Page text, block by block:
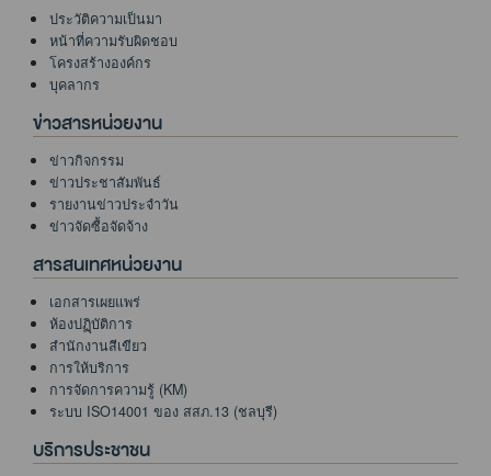
ประวัติความเป็นมา
หน้าที่ความรับผิดชอบ
โครงสร้างองค์กร
บุคลากร
ข่าวสารหน่วยงาน
ข่าวกิจกรรม
ข่าวประชาสัมพันธ์
รายงานข่าวประจำวัน
ข่าวจัดซื้อจัดจ้าง
สารสนเทศหน่วยงาน
เอกสารเผยแพร่
ห้องปฏฺิบัติการ
สำนักงานสีเขียว
การให้บริการ
การจัดการความรู้ (KM)
ระบบ ISO14001 ของ สสภ.13 (ชลบุรี)
บริการประชาชน